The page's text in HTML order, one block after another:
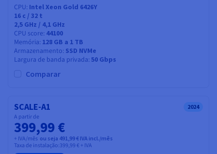
CPU Intel Xeon Gold 6426Y
16 c / 32 t
2,5 GHz / 4,1 GHz
CPU score 44100
Memória 128 GB a 1 TB
Armazenamento SSD NVMe
Largura de banda privada 50 Gbps
Comparar
SCALE-A1 2024
A partir de
399,99 €
+ IVA/mês ou seja 491,99 € IVA incl./mês
Taxa de instalação:399,99 € + IVA